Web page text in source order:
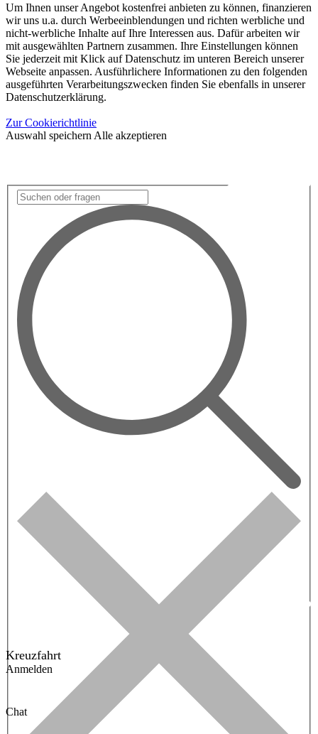
Um Ihnen unser Angebot kostenfrei anbieten zu können, finanzieren
wir uns u.a. durch Werbeeinblendungen und richten werbliche und
nicht-werbliche Inhalte auf Ihre Interessen aus. Dafür arbeiten wir
mit ausgewählten Partnern zusammen. Ihre Einstellungen können
Sie jederzeit mit Klick auf Datenschutz im unteren Bereich unserer
Webseite anpassen. Ausführlichere Informationen zu den folgenden
ausgeführten Verarbeitungszwecken finden Sie ebenfalls in unserer
Datenschutzerklärung.
Zur Cookierichtlinie
Auswahl speichern Alle akzeptieren
Kreuzfahrt
Anmelden
Chat